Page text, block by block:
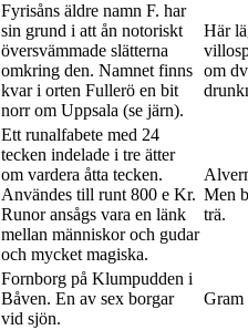
Fyrisåns äldre namn F. har
sin grund i att ån notoriskt
översvämmade slätterna
omkring den. Namnet finns
kvar i orten Fullerö en bit
norr om Uppsala (se järn).
Här
om
Ett runalfabete med 24
tecken indelade i tre ätter
om vardera åtta tecken.
Användes till runt 800 e Kr.
Runor ansågs vara en länk
mellan människor och gudar
och mycket magiska.
Men
trä.
Fornborg på Klumpudden i
Båven. En av sex borgar
vid sjön.
Gram